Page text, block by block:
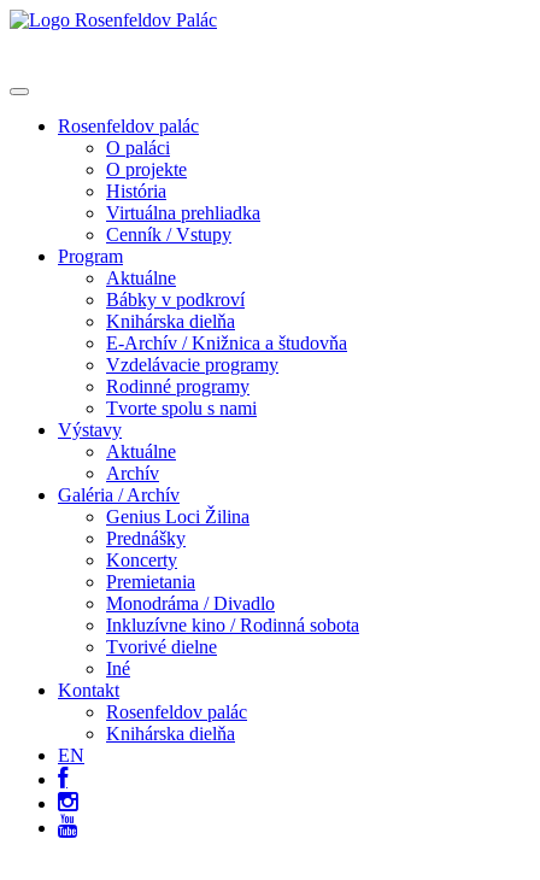
Rosenfeldov palác
O paláci
O projekte
História
Virtuálna prehliadka
Cenník / Vstupy
Program
Aktuálne
Bábky v podkroví
Knihárska dielňa
E-Archív / Knižnica a študovňa
Vzdelávacie programy
Rodinné programy
Tvorte spolu s nami
Výstavy
Aktuálne
Archív
Galéria / Archív
Genius Loci Žilina
Prednášky
Koncerty
Premietania
Monodráma / Divadlo
Inkluzívne kino / Rodinná sobota
Tvorivé dielne
Iné
Kontakt
Rosenfeldov palác
Knihárska dielňa
EN